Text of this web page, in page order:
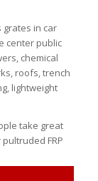
in car
center public
chemical
roofs, trench
lightweight
take great
FRP